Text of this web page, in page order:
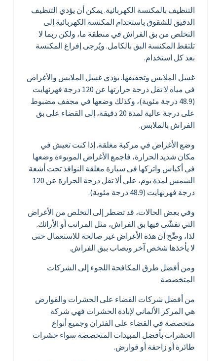
التنظيف بالمكنسة الكهربائية. يمكن أن يؤدي التنظيف
الدقيق للشقوق باستخدام المكنسة الكهربائية إلى
التخلص من بق الفراش في منطقة ما، ولكن ربما لا
تلتقط المكنسة البق بالكامل. ويُرجى إفراغ المكنسة
بعد كل استخدام.
غسل الملابس وتجفيفها. يؤدي غسل الملابس والأغراض
في مياه لا تقل درجة حرارتها عن 120 درجة فهرنهايت
(48.9 درجة مئوية)، وكذلك وضعها في مجفف مضبوط
على درجة عالية لمدة 20 دقيقة، إلى القضاء على بق
الفراش بالملابس.
وضع الأغراض في مركبة مغلقة. إذا كنت تعيش في
مكان شديد الحرارة، فاجمع الأغراض الموبوءة وضعها
في أكياس واتركها في سيارة مغلقة النوافذ تحت أشعة
الشمس لمدة يوم، على ألا تقل درجة الحرارة عن 120
درجة فهرنهايت (48.9 درجة مئوية).
وفي بعض الحالات، قد تضطر إلى التخلص من الأغراض
التي تفشّى فيها بق الفراش، مثل المراتب أو الأرائك.
لذا، وضِّح أن هذه الأغراض غير صالحة للاستعمال حتى
لا يأخذها شخص آخر ويصاب ببق الفراش.
ومن أفضل طرق المكافحة اللجوء إلى الشركات
المتخصصة
من أفضل شركات القضاء على الحشرات والقوارض
هي المركز الألماني لإبادة الحشرات فهي شركة
متخصصة في القضاء على الفئران وجميع أنواع
الحشرات بأفضل المبيدات المتخصصة سواء حشرات
طائرة أو زاحفة أو قوارض.